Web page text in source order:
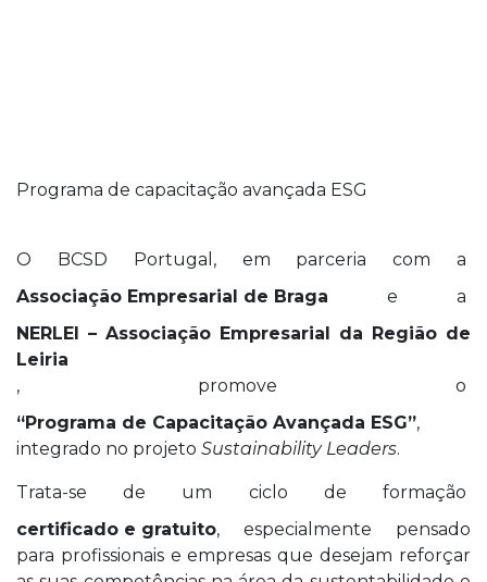
Programa de capacitação avançada ESG
O BCSD Portugal, em parceria com a
Associação Empresarial de Braga e a
NERLEI – Associação Empresarial da Região de
Leiria
, promove o
“Programa de Capacitação Avançada ESG”,
integrado no projeto Sustainability Leaders.
Trata-se de um ciclo de formação
certificado e gratuito, especialmente pensado
para profissionais e empresas que desejam reforçar